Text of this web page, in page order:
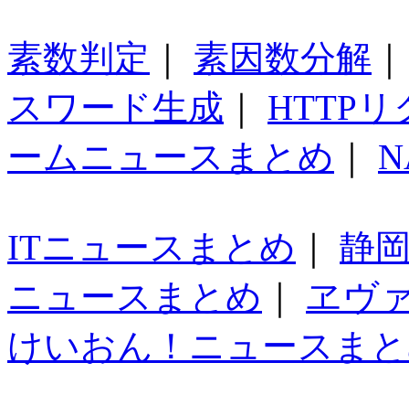
素数判定 素因数分解
スワード生成
HTTPリ
ームニュースまとめ
ITニュースまとめ
静
ニュースまとめ
ヱヴ
けいおん！ニュースま